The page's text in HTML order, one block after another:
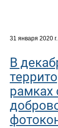
31 января 2020 г.
В
рамках